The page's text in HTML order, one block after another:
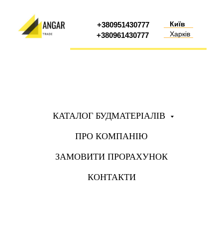
+380961430777
+380951430777
Київ
Харків
КАТАЛОГ БУДМАТЕРІАЛІВ
ПРО КОМПАНІЮ
ЗАМОВИТИ ПРОРАХУНОК
КОНТАКТИ